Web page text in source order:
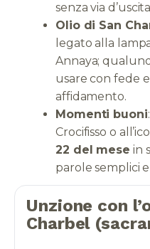
senza via
Olio di San
legato alla
Annaya;
usare con fede
affidamento.
Momenti buoni
Crocifisso o
22 del mese in
parole semplici
Unzione con
Charbel